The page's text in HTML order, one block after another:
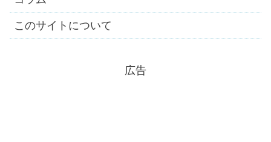
このサイトについて
広告